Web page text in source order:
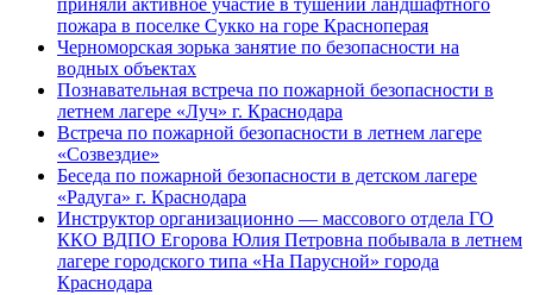
приняли активное участие в тушении ландшафтного
пожара в поселке Сукко на горе Красноперая
Черноморская зорька занятие по безопасности на
водных объектах
Познавательная встреча по пожарной безопасности в
летнем лагере «Луч» г. Краснодара
Встреча по пожарной безопасности в летнем лагере
«Созвездие»
Беседа по пожарной безопасности в детском лагере
«Радуга» г. Краснодара
Инструктор организационно — массового отдела ГО
ККО ВДПО Егорова Юлия Петровна побывала в летнем
лагере городского типа «На Парусной» города
Краснодара